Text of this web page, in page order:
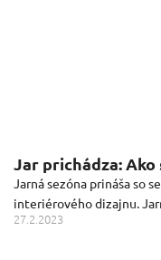
Jar prichádza:
27.2.2023
Jarná sezóna prináša so
interiérového dizajnu.